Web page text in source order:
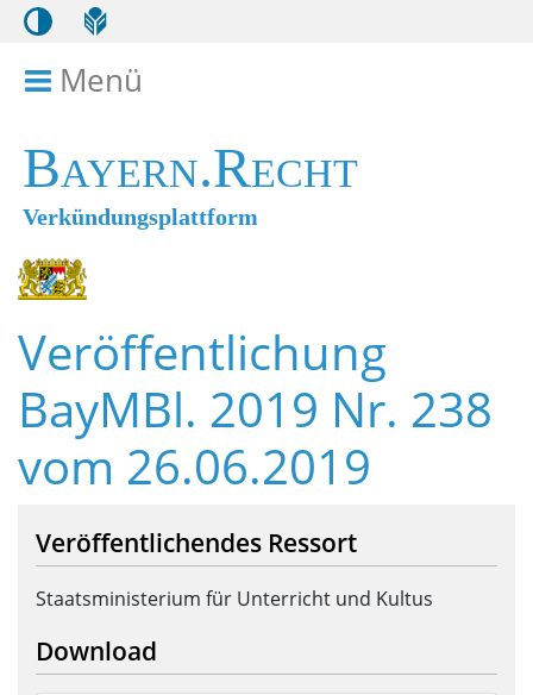
Menü
Bayern.Recht
Verkündungsplattform
Veröffentlichung
BayMBl. 2019 Nr. 238
vom 26.06.2019
Veröffentlichendes Ressort
Staatsministerium für Unterricht und Kultus
Download